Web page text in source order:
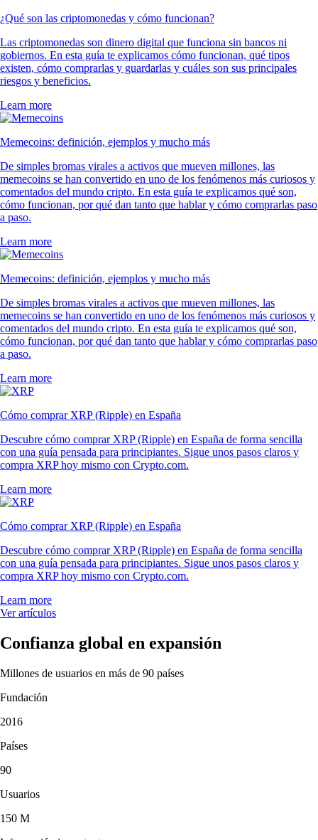
¿Qué son las criptomonedas y cómo funcionan?
Las criptomonedas son dinero digital que funciona sin bancos ni
gobiernos. En esta guía te explicamos cómo funcionan, qué tipos
existen, cómo comprarlas y guardarlas y cuáles son sus principales
riesgos y beneficios.
Learn more
Memecoins: definición, ejemplos y mucho más
De simples bromas virales a activos que mueven millones, las
memecoins se han convertido en uno de los fenómenos más curiosos y
comentados del mundo cripto. En esta guía te explicamos qué son,
cómo funcionan, por qué dan tanto que hablar y cómo comprarlas paso
a paso.
Learn more
Memecoins: definición, ejemplos y mucho más
De simples bromas virales a activos que mueven millones, las
memecoins se han convertido en uno de los fenómenos más curiosos y
comentados del mundo cripto. En esta guía te explicamos qué son,
cómo funcionan, por qué dan tanto que hablar y cómo comprarlas paso
a paso.
Learn more
Cómo comprar XRP (Ripple) en España
Descubre cómo comprar XRP (Ripple) en España de forma sencilla
con una guía pensada para principiantes. Sigue unos pasos claros y
compra XRP hoy mismo con Crypto.com.
Learn more
Cómo comprar XRP (Ripple) en España
Descubre cómo comprar XRP (Ripple) en España de forma sencilla
con una guía pensada para principiantes. Sigue unos pasos claros y
compra XRP hoy mismo con Crypto.com.
Learn more
Ver artículos
Confianza global en expansión
Millones de usuarios en más de 90 países
Fundación
2016
Países
90
Usuarios
150 M